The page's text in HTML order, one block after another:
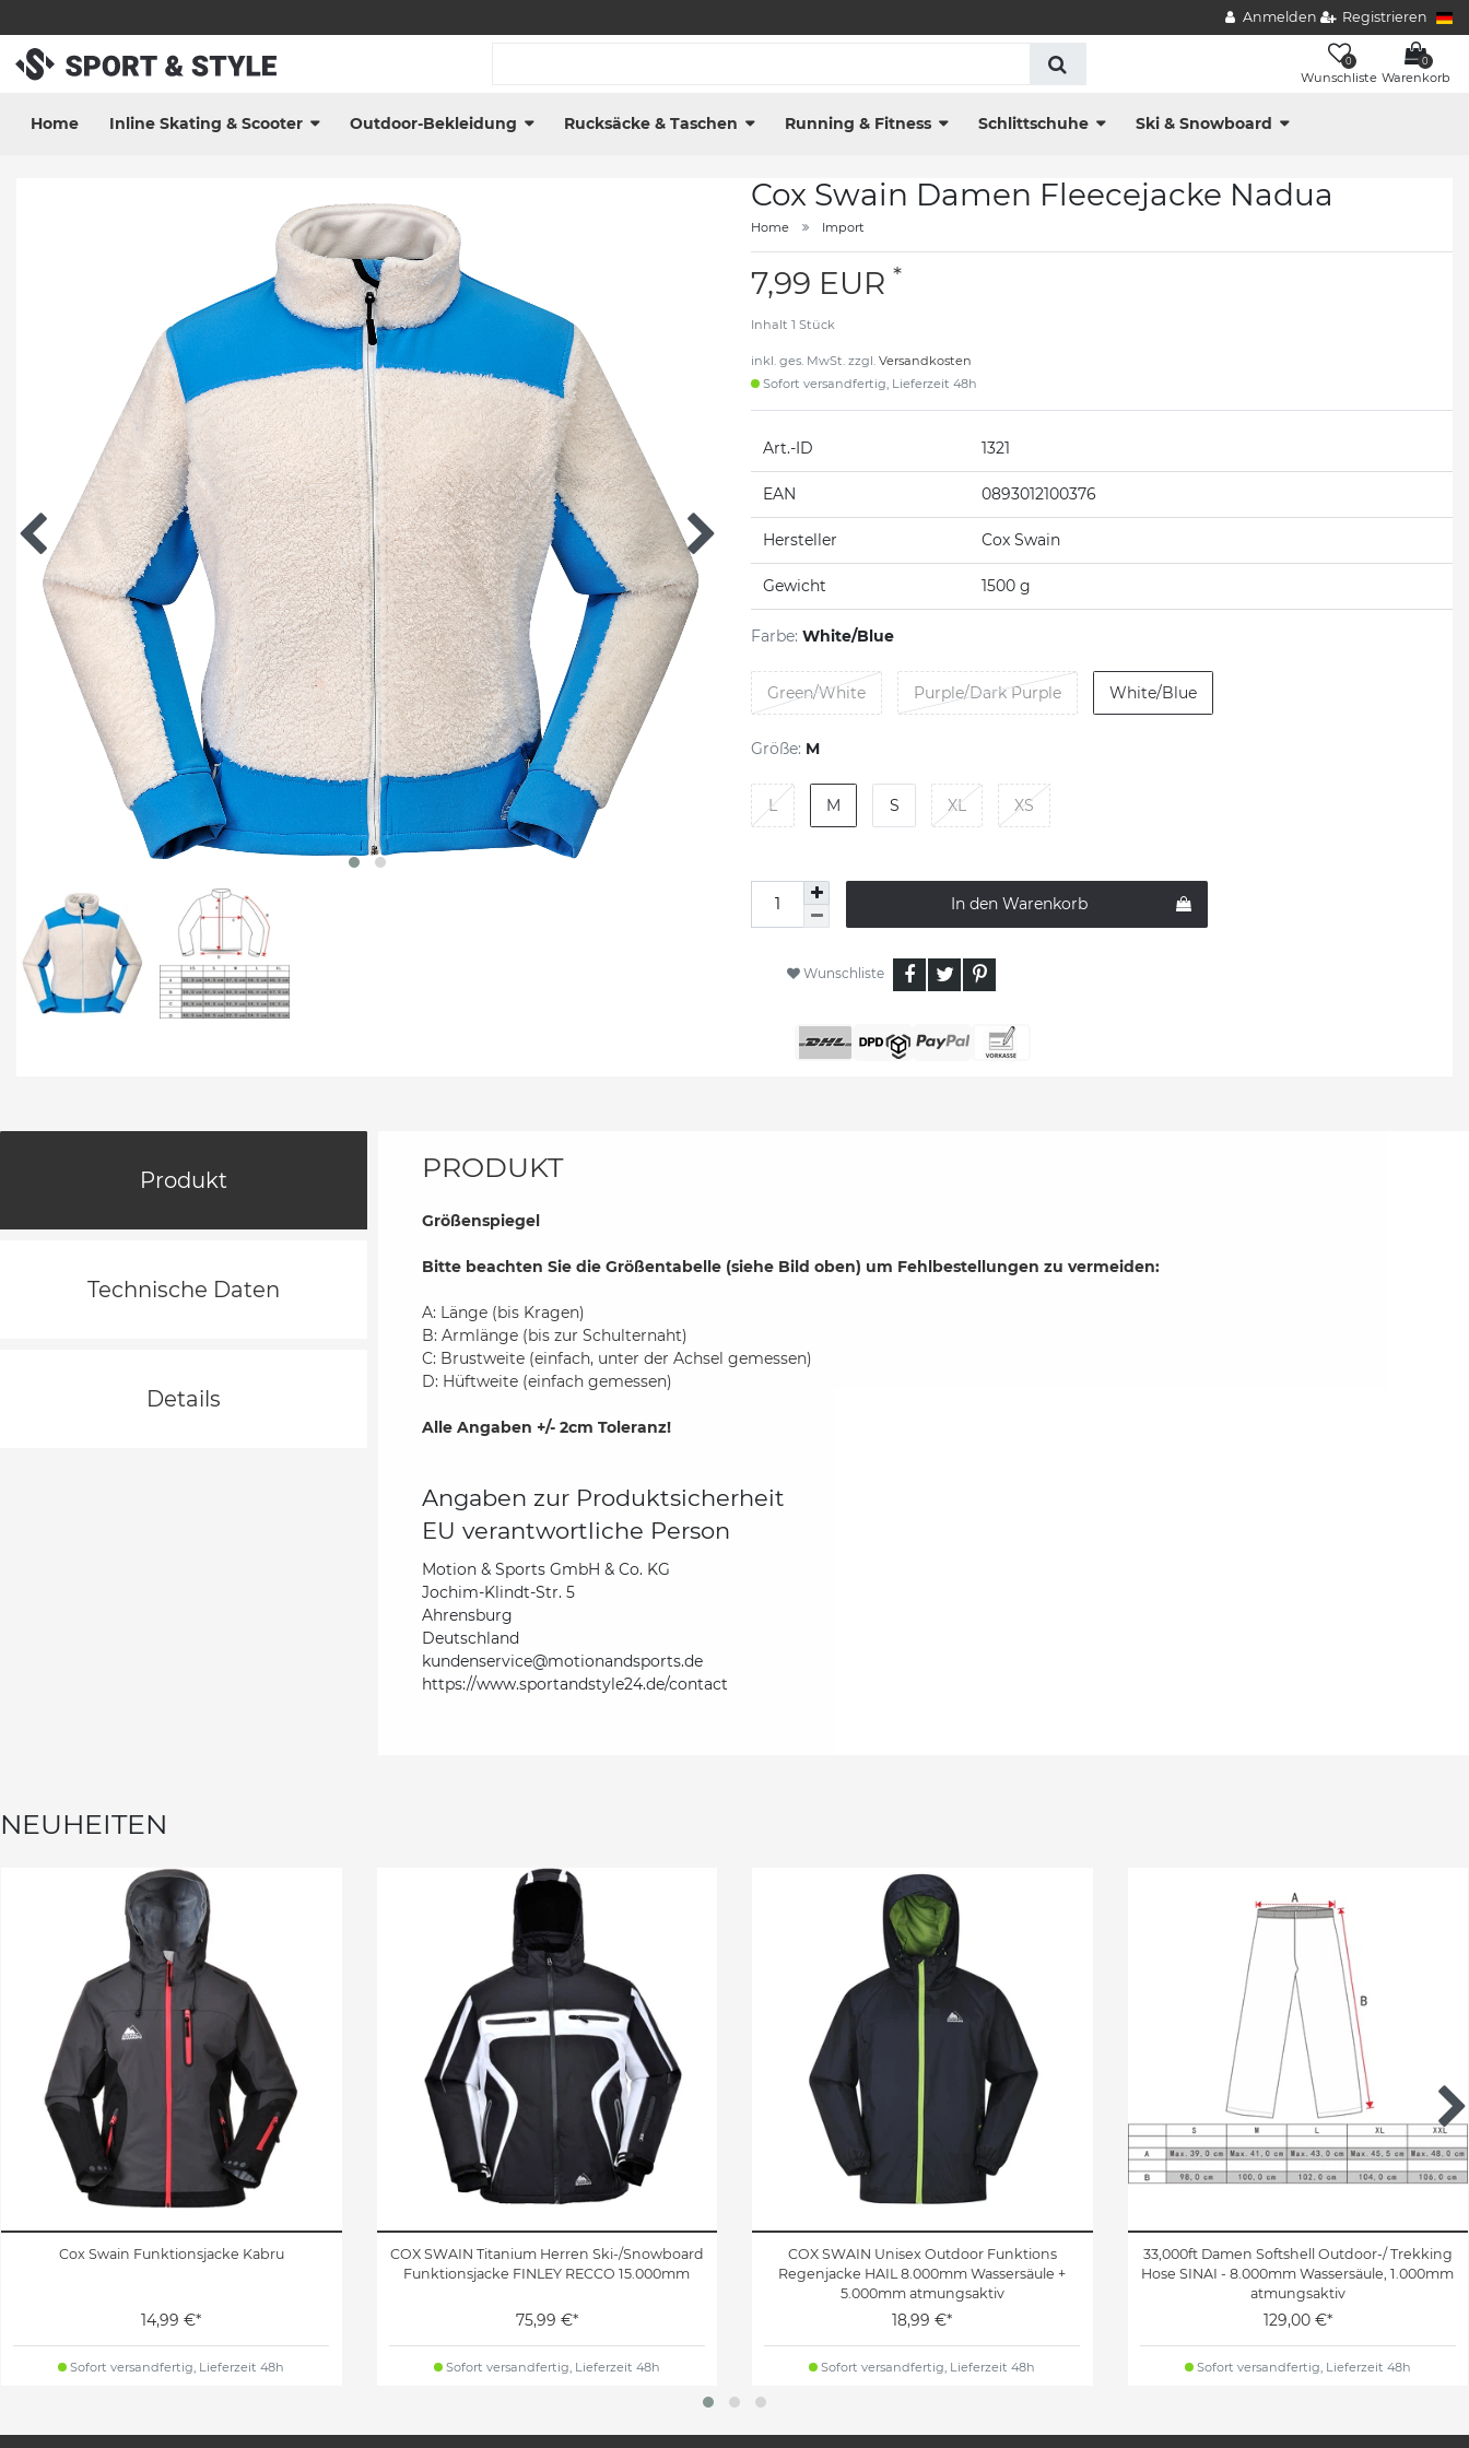
Anmelden Registrieren
0
Wunschliste
0
Warenkorb
Home Inline Skating & Scooter Outdoor-Bekleidung Rucksäcke & Taschen Running & Fitness Schlittschuhe Ski & Snowboard
Cox Swain Damen Fleecejacke Nadua
Home Import
7,99 EUR *
Inhalt 1 Stück
inkl. ges. MwSt. zzgl. Versandkosten
Sofort versandfertig, Lieferzeit 48h
Art.-ID 1321
EAN 0893012100376
Hersteller Cox Swain
Gewicht 1500 g
Farbe: White/Blue
Green/White Purple/Dark Purple White/Blue
Größe: M
L M S XL XS
In den Warenkorb
Wunschliste
Produkt
Technische Daten
Details
PRODUKT
Größenspiegel
Bitte beachten Sie die Größentabelle (siehe Bild oben) um Fehlbestellungen zu vermeiden:
A: Länge (bis Kragen)
B: Armlänge (bis zur Schulternaht)
C: Brustweite (einfach, unter der Achsel gemessen)
D: Hüftweite (einfach gemessen)
Alle Angaben +/- 2cm Toleranz!
Angaben zur Produktsicherheit
EU verantwortliche Person
Motion & Sports GmbH & Co. KG
Jochim-Klindt-Str. 5
Ahrensburg
Deutschland
kundenservice@motionandsports.de
https://www.sportandstyle24.de/contact
NEUHEITEN
Cox Swain Funktionsjacke Kabru
14,99 €*
Sofort versandfertig, Lieferzeit 48h
COX SWAIN Titanium Herren Ski-/Snowboard
Funktionsjacke FINLEY RECCO 15.000mm
75,99 €*
Sofort versandfertig, Lieferzeit 48h
COX SWAIN Unisex Outdoor Funktions
Regenjacke HAIL 8.000mm Wassersäule +
5.000mm atmungsaktiv
18,99 €*
Sofort versandfertig, Lieferzeit 48h
33,000ft Damen Softshell Outdoor-/ Trekking
Hose SINAI - 8.000mm Wassersäule, 1.000mm
atmungsaktiv
129,00 €*
Sofort versandfertig, Lieferzeit 48h